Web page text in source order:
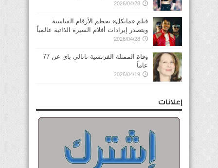
2026/04/28
فيلم «مايكل» يحطم الأرقام القياسية
ويتصدر إيرادات أفلام السيرة الذاتية عالمياً
2026/04/28
وفاة الممثلة الفرنسية ناتالي باي عن 77
عاماً
2026/04/19
إعلانات